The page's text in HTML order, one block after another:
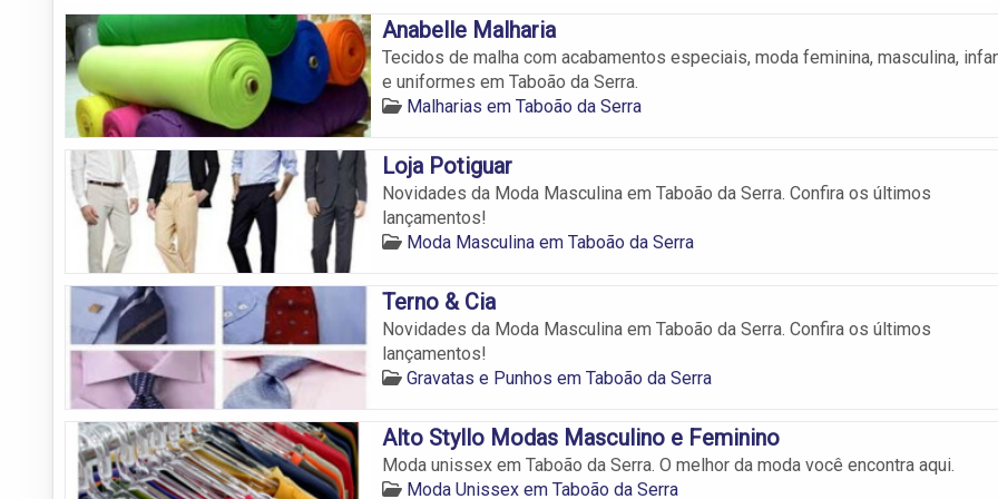
Anabelle Malharia
Tecidos de malha com acabamentos especiais, moda feminina, masculina,
e uniformes em Taboão da Serra.
Malharias em Taboão da Serra
Loja Potiguar
Novidades da Moda Masculina em Taboão da Serra. Confira os últimos
lançamentos!
Moda Masculina em Taboão da Serra
Terno & Cia
Novidades da Moda Masculina em Taboão da Serra. Confira os últimos
lançamentos!
Gravatas e Punhos em Taboão da Serra
Alto Styllo Modas Masculino e Feminino
Moda unissex em Taboão da Serra. O melhor da moda você encontra aqui.
Moda Unissex em Taboão da Serra